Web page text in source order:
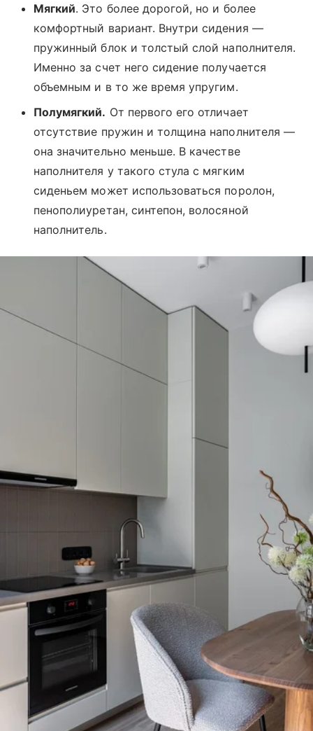
Мягкий. Это более дорогой, но и более
комфортный вариант. Внутри сидения —
пружинный блок и толстый слой наполнителя.
Именно за счет него сидение получается
объемным и в то же время упругим.
Полумягкий. От первого его отличает
отсутствие пружин и толщина наполнителя —
она значительно меньше. В качестве
наполнителя у такого стула с мягким
сиденьем может использоваться поролон,
пенополиуретан, синтепон, волосяной
наполнитель.